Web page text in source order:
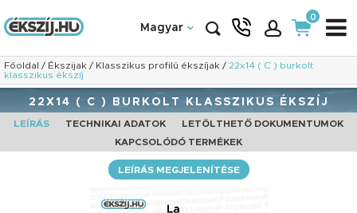
Magyar
0
Főoldal / Ékszijak / Klasszikus profilú ékszíjak / 22x14 ( C ) burkolt
klasszikus ékszíj
22X14 ( C ) BURKOLT KLASSZIKUS ÉKSZÍJ
LEÍRÁS TECHNIKAI ADATOK
LETÖLTHETŐ DOKUMENTUMOK
KAPCSOLÓDÓ TERMÉKEK
LEÍRÁS MEGJELENÍTÉSE